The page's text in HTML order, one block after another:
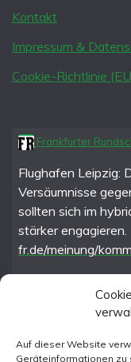
Auf dieser Website
Geräteinformationen zu
Kontakt
Impressum &
Cookie-Richtlinie
Frankfurter
Flughafen Leipzig:
Versäumnisse
sollten sich im
stärker engagieren.
fr.de/meinung/